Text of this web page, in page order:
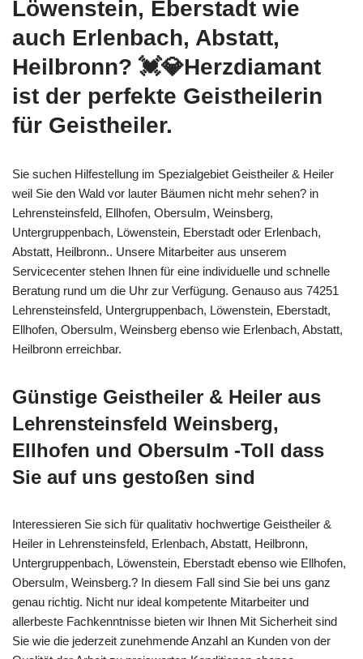
Löwenstein, Eberstadt wie
auch Erlenbach, Abstatt,
Heilbronn? 💓️💎Herzdiamant
ist der perfekte Geistheilerin
für Geistheiler.
Sie suchen Hilfestellung im Spezialgebiet Geistheiler & Heiler
weil Sie den Wald vor lauter Bäumen nicht mehr sehen? in
Lehrensteinsfeld, Ellhofen, Obersulm, Weinsberg,
Untergruppenbach, Löwenstein, Eberstadt oder Erlenbach,
Abstatt, Heilbronn.. Unsere Mitarbeiter aus unserem
Servicecenter stehen Ihnen für eine individuelle und schnelle
Beratung rund um die Uhr zur Verfügung. Genauso aus 74251
Lehrensteinsfeld, Untergruppenbach, Löwenstein, Eberstadt,
Ellhofen, Obersulm, Weinsberg ebenso wie Erlenbach, Abstatt,
Heilbronn erreichbar.
Günstige Geistheiler & Heiler aus
Lehrensteinsfeld Weinsberg,
Ellhofen und Obersulm -Toll dass
Sie auf uns gestoßen sind
Interessieren Sie sich für qualitativ hochwertige Geistheiler &
Heiler in Lehrensteinsfeld, Erlenbach, Abstatt, Heilbronn,
Untergruppenbach, Löwenstein, Eberstadt ebenso wie Ellhofen,
Obersulm, Weinsberg.? In diesem Fall sind Sie bei uns ganz
genau richtig. Nicht nur ideal kompetente Mitarbeiter und
allerbeste Fachkenntnisse bieten wir Ihnen Mit Sicherheit sind
Sie wie die jederzeit zunehmende Anzahl an Kunden von der